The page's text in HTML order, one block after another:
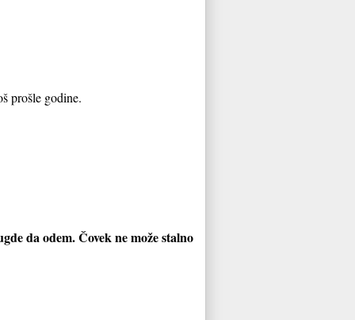
prošle godine.
da odem. Čovek ne može stalno